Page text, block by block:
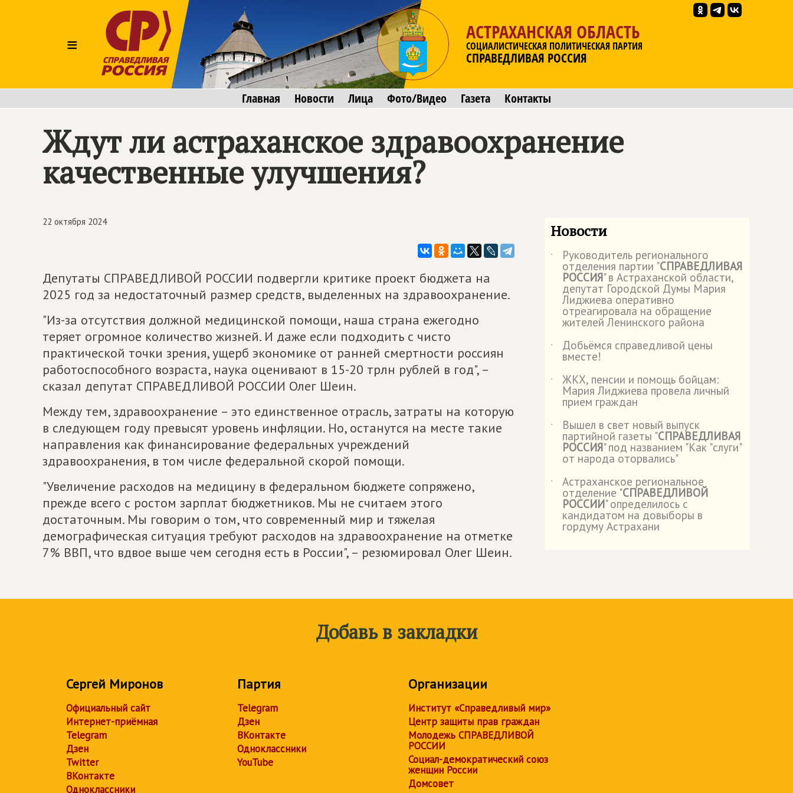
≡
АСТРАХАНСКАЯ ОБЛАСТЬ
СОЦИАЛИСТИЧЕСКАЯ ПОЛИТИЧЕСКАЯ ПАРТИЯ
СПРАВЕДЛИВАЯ РОССИЯ
Главная Новости Лица Фото/Видео Газета Контакты
Ждут ли астраханское здравоохранение
качественные улучшения?
22 октября 2024
Депутаты СПРАВЕДЛИВОЙ РОССИИ подвергли критике проект бюджета на
2025 год за недостаточный размер средств, выделенных на здравоохранение.
"Из-за отсутствия должной медицинской помощи, наша страна ежегодно
теряет огромное количество жизней. И даже если подходить с чисто
практической точки зрения, ущерб экономике от ранней смертности россиян
работоспособного возраста, наука оценивают в 15-20 трлн рублей в год", –
сказал депутат СПРАВЕДЛИВОЙ РОССИИ Олег Шеин.
Между тем, здравоохранение – это единственное отрасль, затраты на которую
в следующем году превысят уровень инфляции. Но, останутся на месте такие
направления как финансирование федеральных учреждений
здравоохранения, в том числе федеральной скорой помощи.
"Увеличение расходов на медицину в федеральном бюджете сопряжено,
прежде всего с ростом зарплат бюджетников. Мы не считаем этого
достаточным. Мы говорим о том, что современный мир и тяжелая
демографическая ситуация требуют расходов на здравоохранение на отметке
7% ВВП, что вдвое выше чем сегодня есть в России", – резюмировал Олег Шеин.
Новости
˙ Руководитель регионального
отделения партии "СПРАВЕДЛИВАЯ
РОССИЯ" в Астраханской области,
депутат Городской Думы Мария
Лиджиева оперативно
отреагировала на обращение
жителей Ленинского района
˙
Добьёмся справедливой цены
вместе!
˙
ЖКХ, пенсии и помощь бойцам:
Мария Лиджиева провела личный
прием граждан
˙
Вышел в свет новый выпуск
партийной газеты "СПРАВЕДЛИВАЯ
РОССИЯ" под названием "Как "слуги"
от народа оторвались"
˙
Астраханское региональное
отделение "СПРАВЕДЛИВОЙ
РОССИИ" определилось с
кандидатом на довыборы в
гордуму Астрахани
Добавь в закладки
Сергей Миронов
Официальный сайт
Интернет-приёмная
Telegram
Дзен
Twitter
ВКонтакте
Одноклассники
Партия
Telegram
Дзен
ВКонтакте
Одноклассники
YouTube
Организации
Институт «Справедливый мир»
Центр защиты прав граждан
Молодежь СПРАВЕДЛИВОЙ
РОССИИ
Социал-демократический союз
женщин России
Домсовет